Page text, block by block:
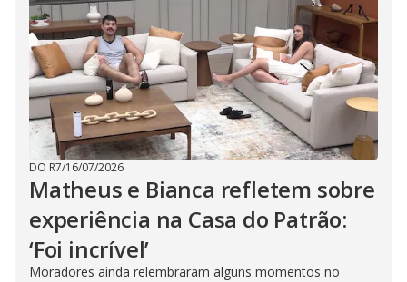
DO R7/16/07/2026
Matheus e Bianca refletem sobre
experiência na Casa do Patrão:
‘Foi incrível’
Moradores ainda relembraram alguns momentos no